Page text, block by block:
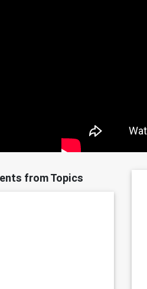
from Topics